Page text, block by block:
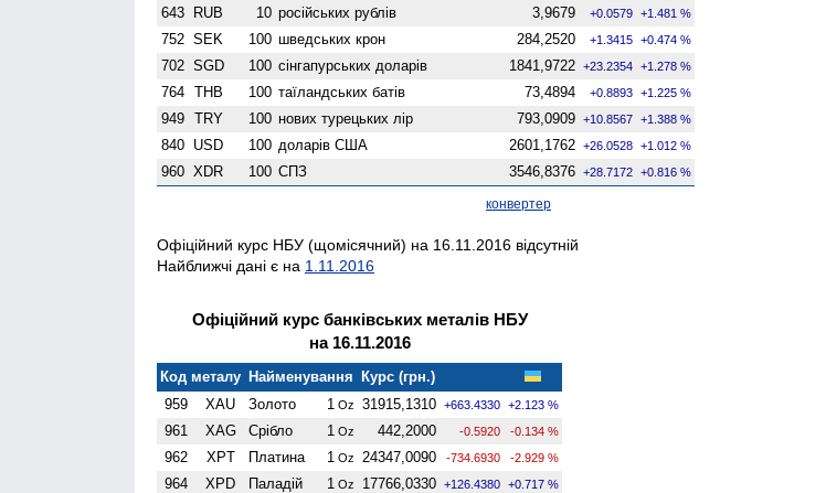
643 RUB 10 російських рублів 3,9679 +0.0579 +1.481 %
752 SEK 100 шведських крон 284,2520 +1.3415 +0.474 %
702 SGD 100 сінгапурських доларів 1841,9722 +23.2354 +1.278 %
764 THB 100 таїландських батів 73,4894 +0.8893 +1.225 %
949 TRY 100 нових турецьких лір 793,0909 +10.8567 +1.388 %
840 USD 100 доларів США 2601,1762 +26.0528 +1.012 %
960 XDR 100 СПЗ 3546,8376 +28.7172 +0.816 %
конвертер
Офіційний курс НБУ (щомісячний) на 16.11.2016 відсутній
Найближчі дані є на 1.11.2016
Офіційний курс банківських металів НБУ
на 16.11.2016
Код металу Найменування Курс (грн.)
959
XAU Золото 1 Oz 31915,1310 +663.4330 +2.123 %
961 XAG Срібло 1 Oz 442,2000 -0.5920 -0.134 %
962 XPT Платина 1 Oz 24347,0090 -734.6930 -2.929 %
964 XPD Паладій 1 Oz 17766,0330 +126.4380 +0.717 %